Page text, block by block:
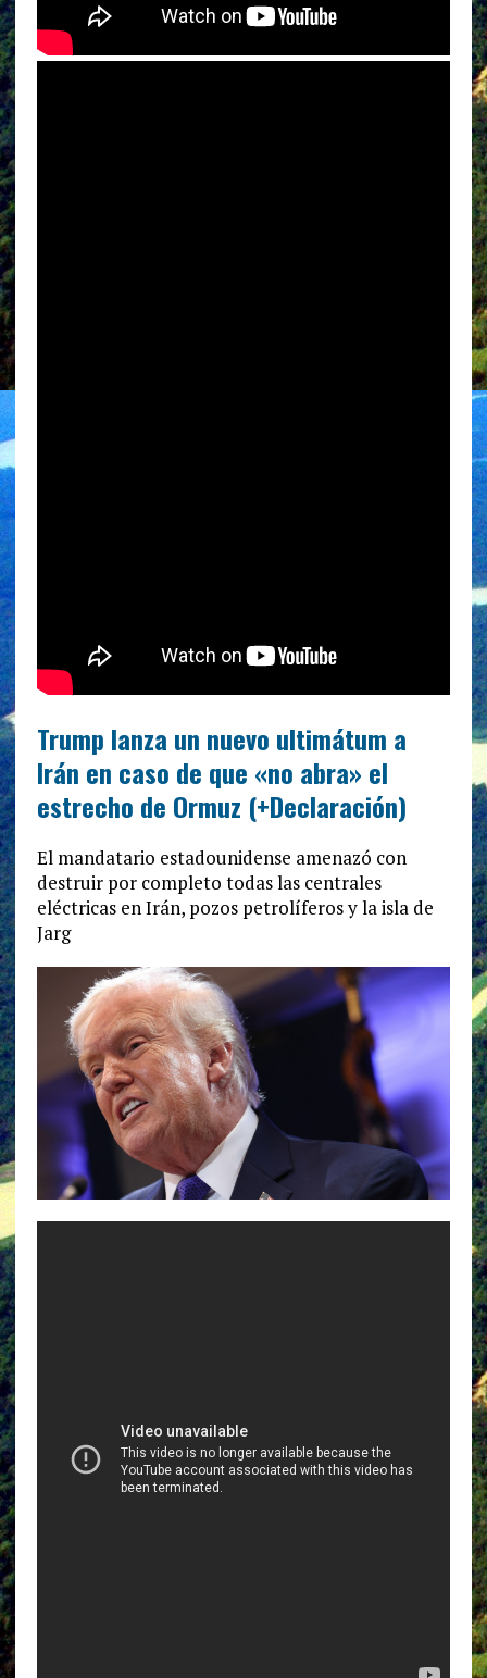
Trump lanza un nuevo ultimátum a
Irán en caso de que «no abra» el
estrecho de Ormuz (+Declaración)
El mandatario estadounidense amenazó con
destruir por completo todas las centrales
eléctricas en Irán, pozos petrolíferos y la isla de
Jarg